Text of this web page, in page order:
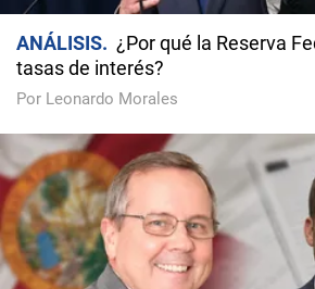
ANÁLISIS
¿Por qué la Reserva
tasas de interés?
Por Leonardo Morales